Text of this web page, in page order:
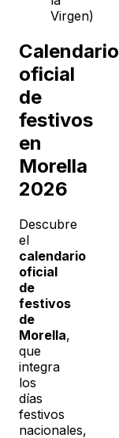
Virgen)
Calendario
oficial
de
festivos
en
Morella
2026
Descubre
el
calendario
oficial
de
festivos
de
Morella,
que
integra
los
días
festivos
nacionales,